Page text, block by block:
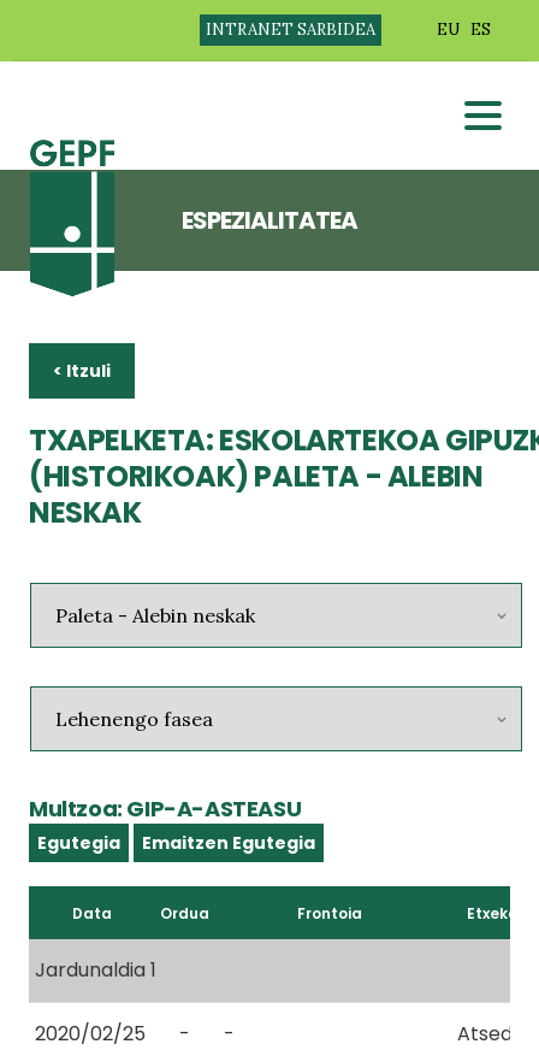
INTRANET SARBIDEA EU ES
ESPEZIALITATEA
< Itzuli
TXAPELKETA: ESKOLARTEKOA
(HISTORIKOAK) PALETA - ALEBIN
NESKAK
Multzoa: GIP-A-ASTEASU
Egutegia Emaitzen Egutegia
Data Ordua Frontoia Etxekoa
Jardunaldia 1
2020/02/25 - -